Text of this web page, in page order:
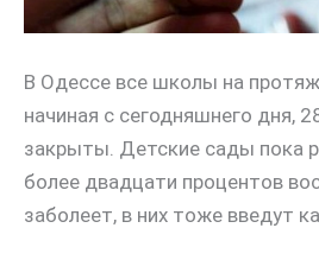
В Одессе все школы на
начиная с сегодняшнего дня,
закрыты. Детские сады пока
более двадцати процентов
заболеет, в них тоже введут